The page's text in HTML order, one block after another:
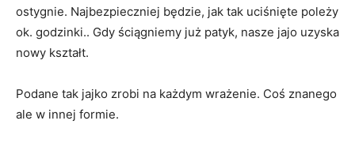
ostygnie. Najbezpieczniej będzie, jak tak uciśnięte poleży
ok. godzinki.. Gdy ściągniemy już patyk, nasze jajo uzyska
nowy kształt.
Podane tak jajko zrobi na każdym wrażenie. Coś znanego
ale w innej formie.